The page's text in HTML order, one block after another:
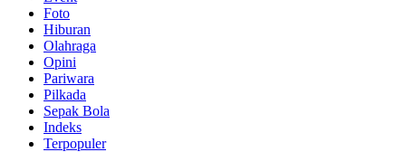
Foto
Hiburan
Olahraga
Opini
Pariwara
Pilkada
Sepak Bola
Indeks
Terpopuler